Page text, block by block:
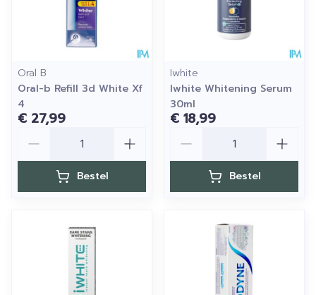
Oral B
Oral-b Refill 3d White Xf
4
€ 27,99
Bestel
Iwhite
Iwhite Whitening Serum
30ml
€ 18,99
Bestel